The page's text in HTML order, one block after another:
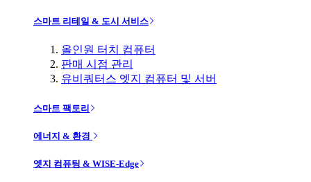
스마트 리테일 & 도시 서비스
올인원 터치 컴퓨터
판매 시점 관리
유비쿼터스 엣지 컴퓨터 및 서버
스마트 팩토리
에너지 & 환경
엣지 컴퓨팅 & WISE-Edge